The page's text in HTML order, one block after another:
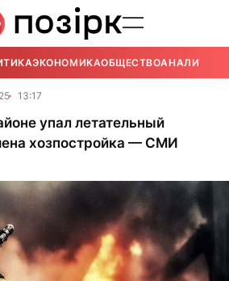
ЭКОНОМИКАОБЩЕСТВОАНАЛИТИКА
13:17
упал летательный
хозпостройка — СМИ